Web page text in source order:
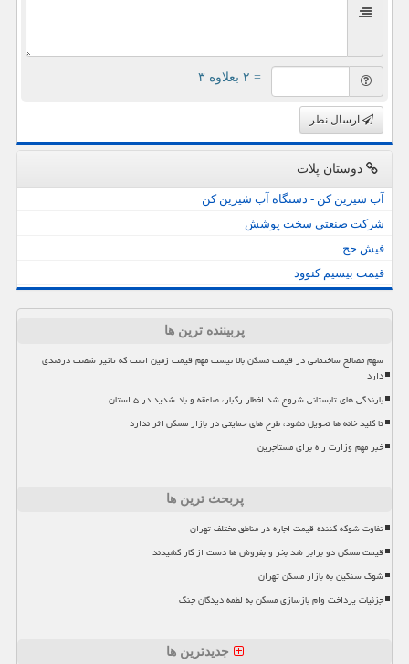
= ۲ بعلاوه ۳
ارسال نظر
دوستان پلات
آب شیرین کن - دستگاه آب شیرین کن
شرکت صنعتی سخت پوشش
فیش حج
قیمت بیسیم کنوود
پربیننده ترین ها
سهم مصالح ساختمانی در قیمت مسکن بالا نیست مهم قیمت زمین است که تاثیر شصت درصدی
دارد
بارندگی های تابستانی شروع شد اخطار رگبار، صاعقه و باد شدید در ۵ استان
تا کلید خانه ها تحویل نشود، طرح های حمایتی در بازار مسکن اثر ندارد
خبر مهم وزارت راه برای مستاجرین
پربحث ترین ها
تفاوت شوکه کننده قیمت اجاره در مناطق مختلف تهران
قیمت مسکن دو برابر شد بخر و بفروش ها دست از کار کشیدند
شوک سنگین به بازار مسکن تهران
جزئیات پرداخت وام بازسازی مسکن به لطمه دیدگان جنگ
جدیدترین ها